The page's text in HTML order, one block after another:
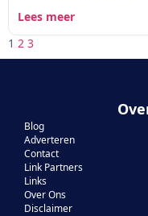
Lees meer
1 2 3
Blog
Adverteren
Contact
Link Partners
Links
Over Ons
Disclaimer